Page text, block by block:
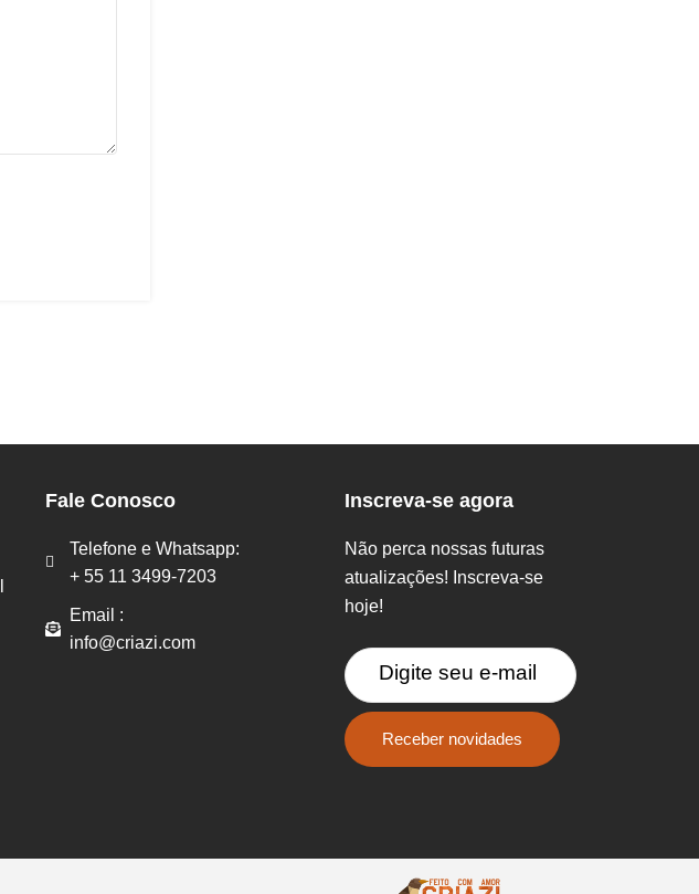
Fale Conosco
Telefone e Whatsapp:
+ 55 11 3499-7203
Email :
info@criazi.com
Inscreva-se agora
Não perca nossas futuras
atualizações! Inscreva-se
hoje!